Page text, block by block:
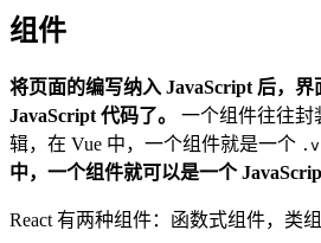
组件
将页面的编写纳入 JavaScript 后，
JavaScript 代码了。
一个组件往往封
辑，在 Vue 中，一个组件就是一个
中，一个组件就可以是一个
React 有两种组件：函数式组件，类组